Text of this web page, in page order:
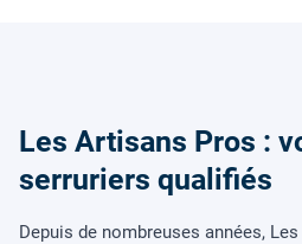
Les Artisans Pros :
serruriers qualifiés
Depuis de nombreuses années,